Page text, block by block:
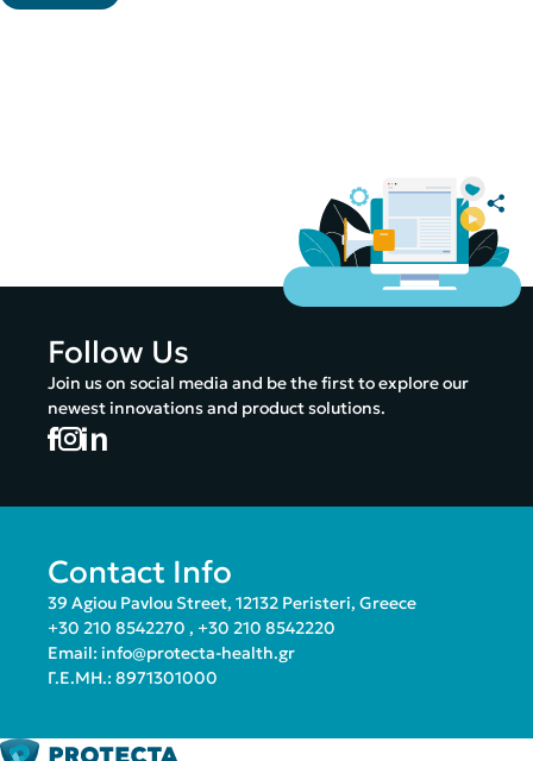
Follow Us
Join us on social media and be the first to explore our
newest innovations and product solutions.
Contact Info
39 Agiou Pavlou Street, 12132 Peristeri, Greece
+30 210 8542270 , +30 210 8542220
Email: info@protecta-health.gr
Γ.Ε.ΜΗ.: 8971301000